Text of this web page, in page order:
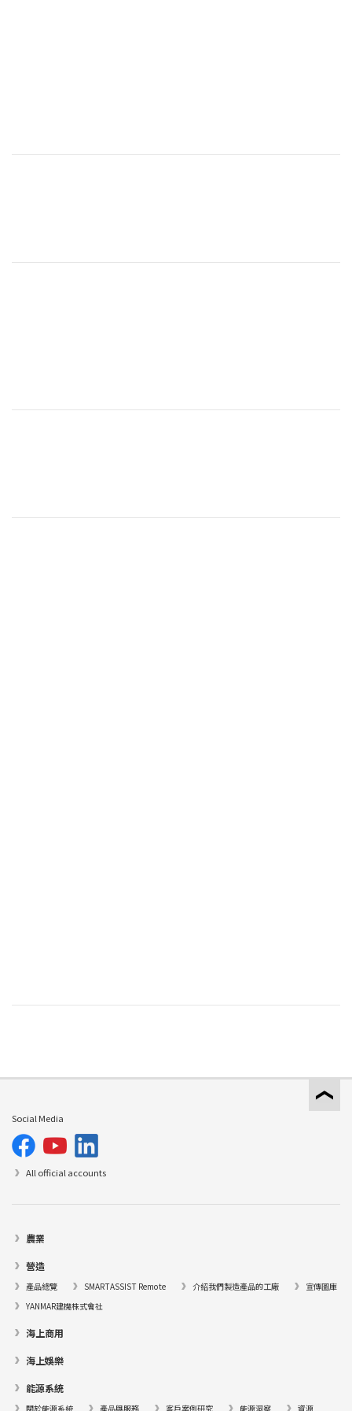
Social Media
All official accounts
農業
營造
產品總覽 SMARTASSIST Remote 介紹我們製造產品的工廠
宣傳圖庫
YANMAR建機株式會社
海上商用
海上娛樂
能源系統
關於能源系統 產品與服務 客戶案例研究 能源洞察 資源